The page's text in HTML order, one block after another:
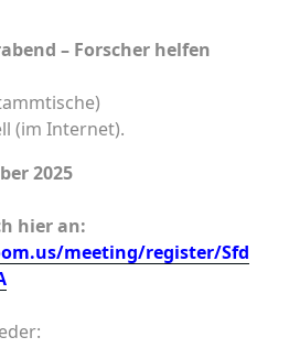
– Forscher helfen
(im Internet).
2025
hier an:
meeting/register/Sfd